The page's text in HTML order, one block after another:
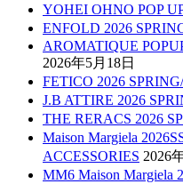
YOHEI OHNO POP
ENFOLD 2026
AROMATIQUE
2026年5月18日
FETICO 2026
J.B ATTIRE 2026
THE RERACS 2026
Maison Margiela
ACCESSORIES 2026
MM6 Maison Margiela